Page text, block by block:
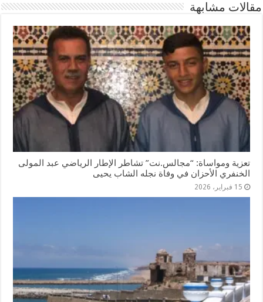
مقالات مشابهة
تعزية ومواساة: “مجالس.نت” تشاطر الإطار الرياضي عبد المولى
الخنفري الأحزان في وفاة نجله الشاب يحيى
15 فبراير، 2026